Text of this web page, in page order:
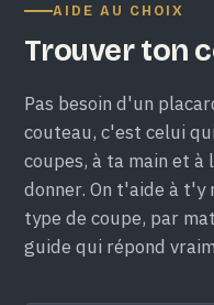
AIDE AU CHOIX
Trouver ton
Pas besoin d'un
couteau, c'est celui
coupes, à ta main et
donner. On t'aide à
type de coupe, par
guide qui répond